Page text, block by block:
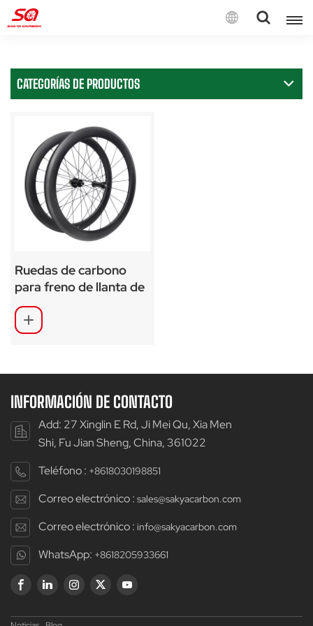
Español
CATEGORÍAS DE PRODUCTOS
Ruedas de carbono
para freno de llanta de
bicicleta de carretera
650C SA-R36
INFORMACIÓN DE CONTACTO
Add: 27 Xinglin E Rd, Ji Mei Qu, Xia Men
Shi, Fu Jian Sheng, China, 361022
Teléfono : +8618030198851
Correo electrónico : sales@sakyacarbon.com
Correo electrónico : info@sakyacarbon.com
WhatsApp: +8618205933661